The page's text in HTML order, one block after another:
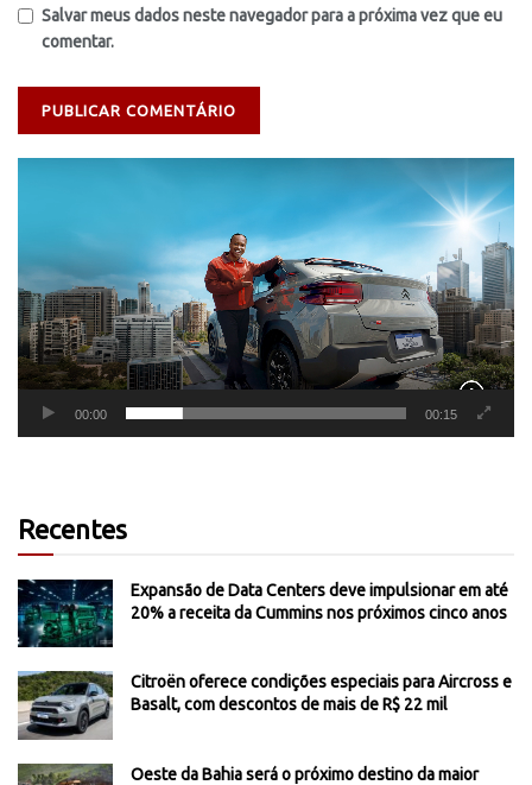
Salvar meus dados neste navegador para a próxima vez que eu
comentar.
00:00 00:15
Recentes
Expansão de Data Centers deve impulsionar em até
20% a receita da Cummins nos próximos cinco anos
Citroën oferece condições especiais para Aircross e
Basalt, com descontos de mais de R$ 22 mil
Oeste da Bahia será o próximo destino da maior